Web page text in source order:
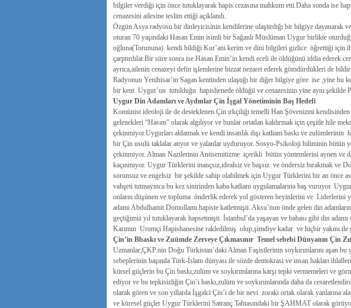
bilgiler verdiği için önce tutuklayarak hapis cezasına mahkum etti.Daha sonda ise
cenazesini ailesine teslim ettiği açıklandı.
Özgün Asya radyosu bir dinleyicisinin kendilerine ulaştırdığı bir bilgiye dayanarak
oturan 70 yaşındaki Hasan Emin isimli bir Sağanlı Müslüman Uygur birlikte
oğluna(Torununa) kendi bildiği Kur’ani kerim ve dini bilgileri gizlice öğrettiği için
çarptırdılar.Bir süre sonra ise.Hasan Emin’in kendi eceli ile öldüğünü iddia ederek
ayrıca,ailenin cenazeyi defin işlemlerine bizzat nezaret ederek gömdürdükleri de
Radyonun Yenihisar’in Sagan kentinden ulaştığı bir diğer bilgiye göre ise ,yine bu
bir kent Uygur’un tutulduğu hapishenede öldüğü ve cenazesinin yine aynı şekilde
Uygur Din Adamları ve Aydınlar Çin İşgal Yönetiminin Baş Hedefi
Komünist ideoloji ile de desteklenen Çin ırkçılığı temelli Han Şövenizmi
gelenekleri “Hasım” olarak algılıyor ve bunlar ortadan kaldırmak için çeşitle hile
çekinmiyor.Uygurları aldatmak ve kendi insanlık dışı katliam baskı ve zulümlerinin
bir Çin usulü taklalar atıyor ve yalanlar uyduruyor. Sosyo-Psikoloji biliminin bütün
çekinmiyor. Alman Nazilerinin Antisemitizme içerikli bütün yöntemlerini aynen ve
kaçınmıyor. Uygur Türklerini inançsız,idealsiz ve başsız ve öndersiz bırakmak ve
sorunsuz ve engelsiz bir şekilde sahip olabilmek için Uygur Türklerini bir an önce
vahşeti tutmayınca bu kez sinirinden kaba katliam uygulamalarına baş vuruyor.
onların düşünen ve topluma önderlik ederek yol gösteren beyinlerini ve Liderlerini
adamı Abdulhamit Domollamı hapiste katletmişti. Aksu’nun önde gelen din
geçtiğimiz yıl tutuklayarak hapsetmişti. İstanbul’da yaşayan ve babası gibi din adamı
Karımın Urumçi Hapishanesine rakledilmiş olup,şimdiye kadar ve hiçbir yakını
Çin’in Bbaskı ve Zuümde Zerveye Çıkmasınır Temel sebebi Dünyanın Çin
Uzmanlar,ÇKP.nin Doğu Türkistan’daki Alman Faşistlerinin soykırımlarını aşan bu
sebeplerinin başında Türk-İslam dünyası ile sözde demokrasi ve insan hakları
kürsel güçlerin bu Çin baskı,zulüm ve soykırımlarına karşı tepki vermemeleri ve
ediyor ve bu tepkisizliğin Çin’i baskı,zulüm ve soykırımlarında daha da
olarak gören ve son yıllarda İşgalci Çin’i de bir nevi zoraki ortak olarak yanlarına
ve küresel güçler Uygur Türklerini Satranç Tahtasındaki bir ŞAHMAT olarak